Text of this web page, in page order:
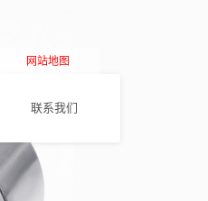
联系我们
网站地图